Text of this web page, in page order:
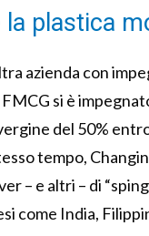
la plastica
azienda con
si è
del 50%
tempo,
– e altri – di
come India,